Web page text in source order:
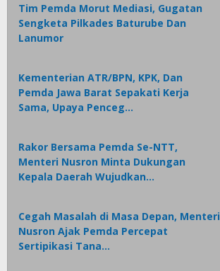
Tim Pemda Morut Mediasi, Gugatan
Sengketa Pilkades Baturube Dan
Lanumor
Kementerian ATR/BPN, KPK, Dan
Pemda Jawa Barat Sepakati Kerja
Sama, Upaya Penceg…
Rakor Bersama Pemda Se-NTT,
Menteri Nusron Minta Dukungan
Kepala Daerah Wujudkan…
Cegah Masalah di Masa Depan, Menteri
Nusron Ajak Pemda Percepat
Sertipikasi Tana…